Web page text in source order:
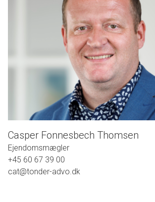
Casper Fonnesbech Thomsen
Ejendomsmægler
+45 60 67 39 00
cat@tonder-advo.dk